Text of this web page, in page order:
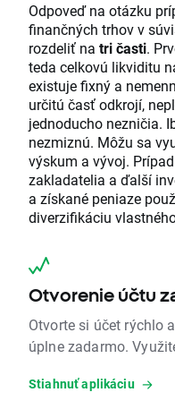
Odpoveď na otázku
finančných trhov v
rozdeliť na tri časti.
teda celkovú likviditu
existuje fixný a
určitú časť odkrojí,
jednoducho nezničia.
nezmiznú. Môžu sa
výskum a vývoj.
zakladatelia a ďalší
a získané peniaze
diverzifikáciu
Otvorenie účtu
Otvorte si účet rýchlo
úplne zadarmo.
Stiahnuť aplikáciu